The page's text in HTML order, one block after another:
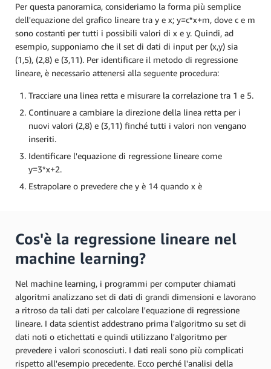
Per questa panoramica, consideriamo la forma più semplice
dell'equazione del grafico lineare tra y e x; y=c*x+m, dove c e m
sono costanti per tutti i possibili valori di x e y. Quindi, ad
esempio, supponiamo che il set di dati di input per (x,y) sia
(1,5), (2,8) e (3,11). Per identificare il metodo di regressione
lineare, è necessario attenersi alla seguente procedura:
Tracciare una linea retta e misurare la correlazione tra 1 e 5.
Continuare a cambiare la direzione della linea retta per i
nuovi valori (2,8) e (3,11) finché tutti i valori non vengano
inseriti.
Identificare l'equazione di regressione lineare come
y=3*x+2.
Estrapolare o prevedere che y è 14 quando x è
Cos'è la regressione lineare nel
machine learning?
Nel machine learning, i programmi per computer chiamati
algoritmi analizzano set di dati di grandi dimensioni e lavorano
a ritroso da tali dati per calcolare l'equazione di regressione
lineare. I data scientist addestrano prima l'algoritmo su set di
dati noti o etichettati e quindi utilizzano l'algoritmo per
prevedere i valori sconosciuti. I dati reali sono più complicati
rispetto all'esempio precedente. Ecco perché l'analisi della